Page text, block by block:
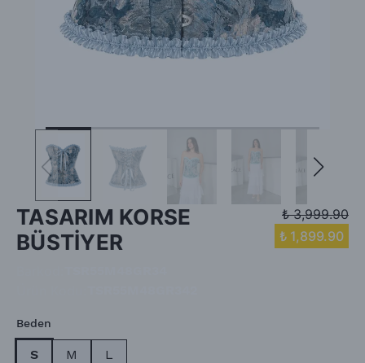
TASARIM KORSE
BÜSTİYER
₺ 3,999.90
₺ 1,899.90
Beden
S M L